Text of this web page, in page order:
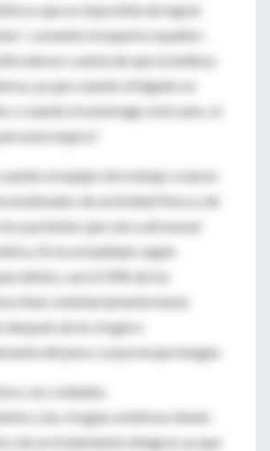
que es imposible de lograr
-comentó el experto español-.
darnos cuenta de que la belleza
ya que cuando el hígado no
o cuando el estómago está sano, el
mejora."
cuando el equipo de trabajo crearon
de actividad física y de
pacientes que van a atravesar
En la actualidad, según
casi el 50% de los
voluntariamente hasta
después de la cirugía e
del peso corporal que tengan.
los cuidados
y las cirugías estéticas tienen
de un tratamiento integral, ya que